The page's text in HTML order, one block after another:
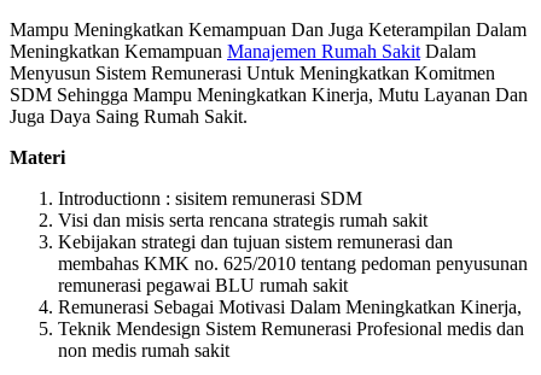
Mampu Meningkatkan Kemampuan Dan Juga Keterampilan Dalam
Meningkatkan Kemampuan Manajemen Rumah Sakit Dalam
Menyusun Sistem Remunerasi Untuk Meningkatkan Komitmen
SDM Sehingga Mampu Meningkatkan Kinerja, Mutu Layanan Dan
Juga Daya Saing Rumah Sakit.
Materi
Introductionn : sisitem remunerasi SDM
Visi dan misis serta rencana strategis rumah sakit
Kebijakan strategi dan tujuan sistem remunerasi dan
membahas KMK no. 625/2010 tentang pedoman penyusunan
remunerasi pegawai BLU rumah sakit
Remunerasi Sebagai Motivasi Dalam Meningkatkan Kinerja,
Teknik Mendesign Sistem Remunerasi Profesional medis dan
non medis rumah sakit